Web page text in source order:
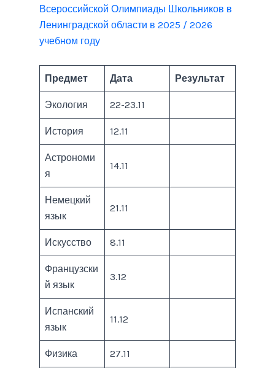
Всероссийской Олимпиады Школьников в
Ленинградской области в 2025 / 2026
учебном году
Предмет Дата Результат
Экология 22-23.11
История 12.11
Астрономи
я
14.11
Немецкий
язык
21.11
Искусство 8.11
Французски
й язык
3.12
Испанский
язык
11.12
Физика 27.11